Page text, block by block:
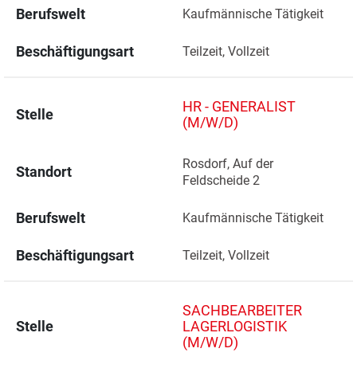
Berufswelt Kaufmännische Tätigkeit
Beschäftigungsart Teilzeit, Vollzeit
Stelle
HR - GENERALIST
(M/W/D)
Standort
Rosdorf, Auf der
Feldscheide 2
Berufswelt Kaufmännische Tätigkeit
Beschäftigungsart Teilzeit, Vollzeit
Stelle
SACHBEARBEITER
LAGERLOGISTIK
(M/W/D)